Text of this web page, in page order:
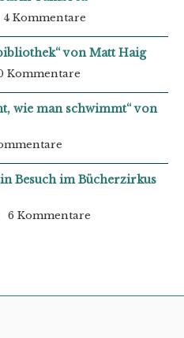
4 Kommentare
von Matt Haig
Kommentare
wie man schwimmt“ von
Besuch im Bücherzirkus
6 Kommentare